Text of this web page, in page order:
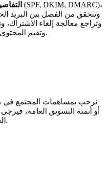
وتتحقق من الفصل بين البريد
وتراجع معالجة إلغاء الاشتراك،
وتقيم المحتوى بحثاً عن محفزات البريد العشوائي.
نرحب بمساهمات المجتمع في
الخاص بنا.